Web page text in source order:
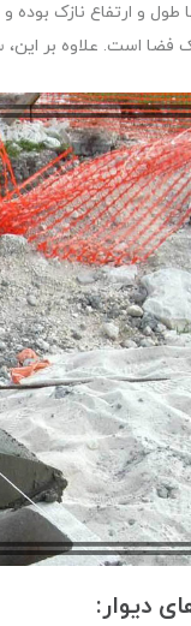
طول و ارتفاع نازک بوده
فضا است. علاوه بر این،
دیوار: